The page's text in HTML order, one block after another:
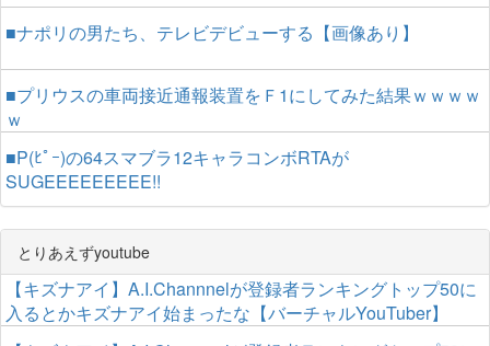
■ナポリの男たち、テレビデビューする【画像あり】
■プリウスの車両接近通報装置をＦ1にしてみた結果ｗｗｗｗ
ｗ
■P(ﾋﾟｰ)の64スマブラ12キャラコンボRTAが
SUGEEEEEEEEE!!
とりあえずyoutube
【キズナアイ】A.I.Channnelが登録者ランキングトップ50に
入るとかキズナアイ始まったな【バーチャルYouTuber】